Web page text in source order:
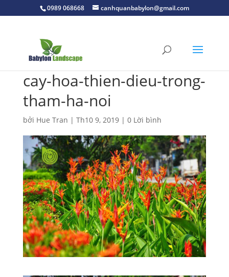
0989 068668 canhquanbabylon@gmail.com
cay-hoa-thien-dieu-trong-
tham-ha-noi
bởi Hue Tran | Th10 9, 2019| 0 Lời bình